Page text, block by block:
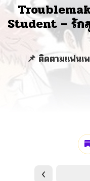
Student – รัก
📌 ติดตามแฟนเ